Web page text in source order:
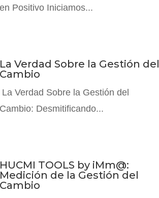
en Positivo Iniciamos...
La Verdad Sobre la Gestión del
Cambio
La Verdad Sobre la Gestión del
Cambio: Desmitificando...
HUCMI TOOLS by iMm@:
Medición de la Gestión del
Cambio